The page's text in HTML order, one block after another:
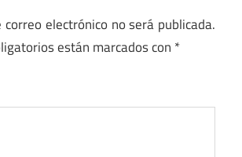
correo electrónico no será publicada.
están marcados con *